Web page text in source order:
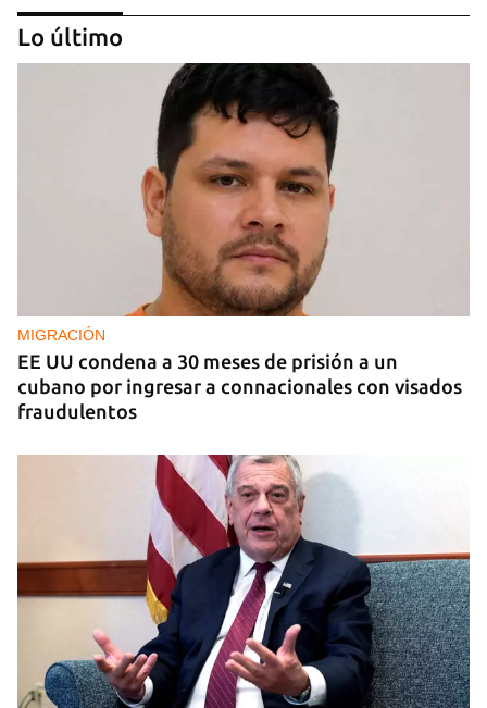
EE UU duplica sus ventas de combustible al
sector privado cubano
Lo último
MIGRACIÓN
EE UU condena a 30 meses de prisión a un
cubano por ingresar a connacionales con visados
fraudulentos